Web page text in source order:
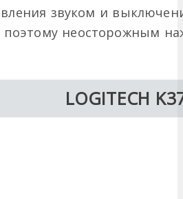
звуком и
поэтому неосторожным
LOGITECH